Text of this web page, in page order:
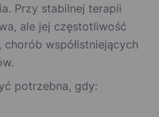
Przy stabilnej terapii
ale jej częstotliwość
współistniejących
potrzebna, gdy: